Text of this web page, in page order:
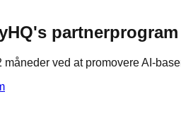
partnerprogram
ved at promovere AI-